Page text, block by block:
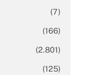
(7)
(166)
(2.801)
(125)